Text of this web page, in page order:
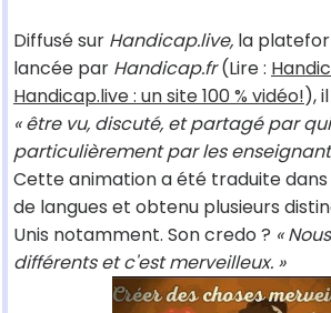
Diffusé sur Handicap.live, la
lancée par Handicap.fr(Lire :
Handicap.live : un site 100 % vidéo!),
« être vu, discuté, et partagé par
particulièrement par les
Cette animation a été traduite
de langues et obtenu plusieurs
Unis notamment. Son credo ? «
différents et c'est merveilleux. »